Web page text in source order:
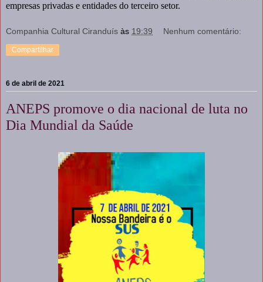
empresas privadas e entidades do terceiro setor.
Companhia Cultural Ciranduís às 19:39 Nenhum comentário:
Compartilhar
6 de abril de 2021
ANEPS promove o dia nacional de luta no
Dia Mundial da Saúde